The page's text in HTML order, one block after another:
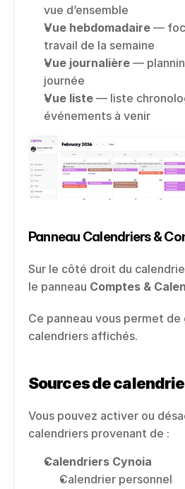
vue d’ensemble
Vue hebdomadaire —
travail de la semaine
Vue journalière —
journée
Vue liste — liste
événements à venir
Panneau Calendriers &
Sur le côté droit du
le panneau Comptes &
Ce panneau vous permet de
calendriers affichés.
Sources de
Vous pouvez activer ou
calendriers provenant de :
Calendriers Cynoia
Calendrier personnel